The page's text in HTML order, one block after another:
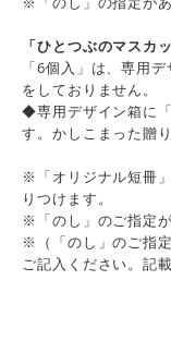
「ひとつぶのマスカ
「6個入」は、専用
をしておりません。
◆専用デザイン箱に
す。かしこまった贈
※「オリジナル短冊
りつけます。
※「のし」のご指定
※（「のし」のご指
ご記入ください。記